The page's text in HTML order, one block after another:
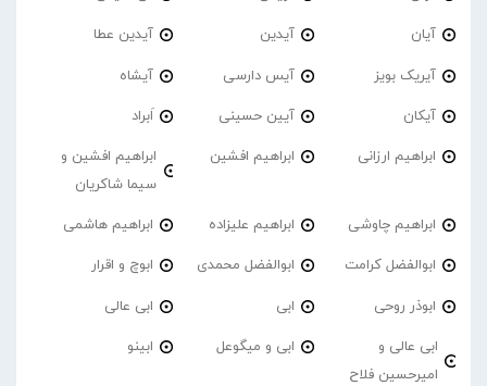
آیان آیدین آیدین عطا
آیریک بویز آیس دارسی آیشاه
آیکان آیین حسینی اَبراد
ابراهیم ارزانی ابراهیم افشین
ابراهیم افشین و
سیما شاکریان
ابراهیم چاوشی ابراهیم علیزاده ابراهیم هاشمی
ابوالفضل کرامت ابوالفضل محمدی ابوچ و اقرار
ابوذر روحی ابی ابی عالی
ابی عالی و
امیرحسین فلاح
ابی و میگوعل ابینو